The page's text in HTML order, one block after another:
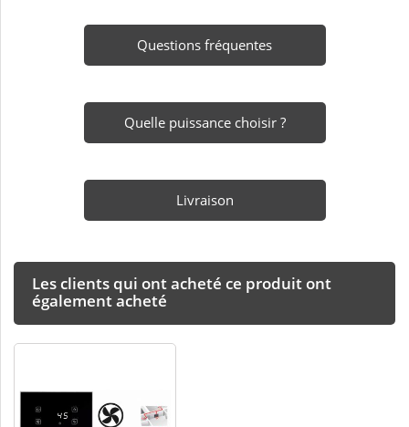
Questions fréquentes
Quelle puissance choisir ?
Livraison
Les clients qui ont acheté ce produit ont
également acheté